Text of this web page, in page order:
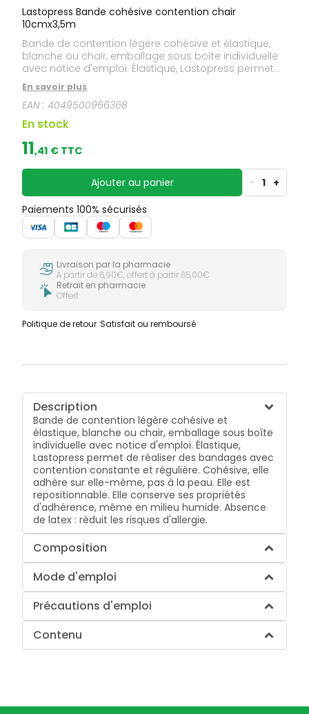
Lastopress Bande cohésive contention chair
10cmx3,5m
Bande de contention légère cohésive et élastique,
blanche ou chair, emballage sous boîte individuelle
avec notice d'emploi. Élastique, Lastopress permet
de réaliser des bandages avec contention
constante et régulière. Cohésive, elle adhère sur elle-
même, pas à la peau. Elle est repositionnable. Elle
conserve ses propriétés d'adhérence, même en
milieu humide. Absence de latex : réduit les risques
d'allergie.
En savoir plus
EAN :4049500966368
En stock
11,41 € TTC
Ajouter au panier - 1 +
Paiements 100% sécurisés
Livraison par la pharmacie
À partir de 6,90€, offert à partir 65,00€
Retrait en pharmacie
Offert
Politique de retour Satisfait ou remboursé
Description
Bande de contention légère cohésive et
élastique, blanche ou chair, emballage sous boîte
individuelle avec notice d'emploi. Élastique,
Lastopress permet de réaliser des bandages avec
contention constante et régulière. Cohésive, elle
adhère sur elle-même, pas à la peau. Elle est
repositionnable. Elle conserve ses propriétés
d'adhérence, même en milieu humide. Absence
de latex : réduit les risques d'allergie.
Composition
Mode d'emploi
Précautions d'emploi
Contenu